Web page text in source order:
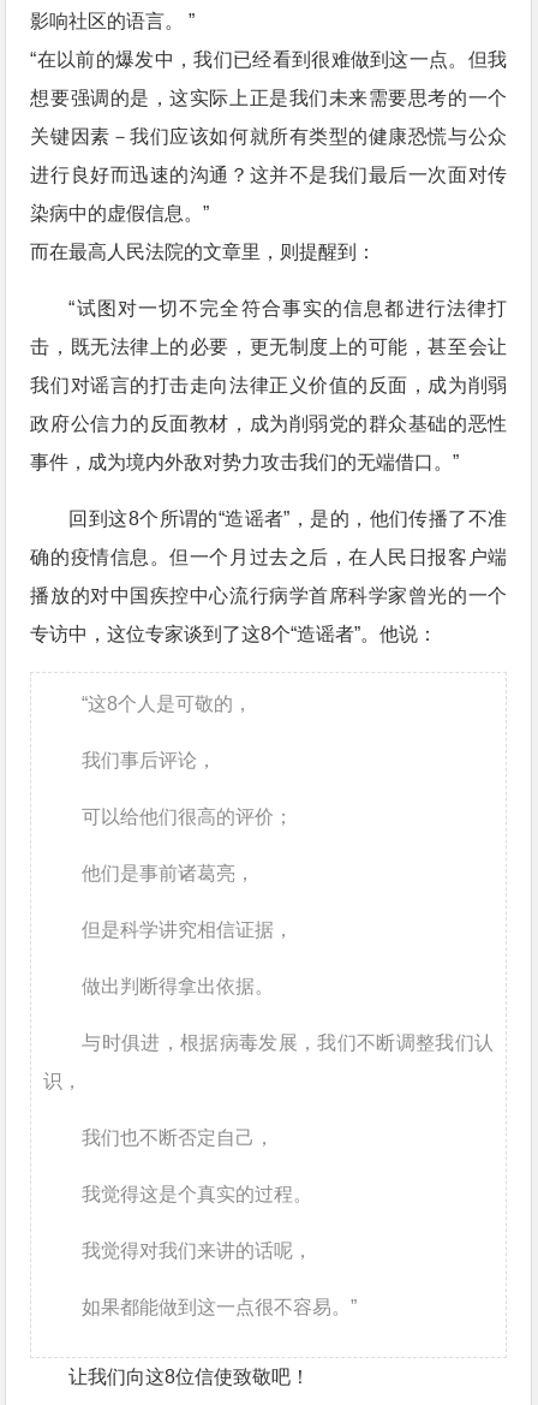
影响社区的语言。 ”
“在以前的爆发中，我们已经看到很难做到这一点。但我
想要强调的是，这实际上正是我们未来需要思考的一个
关键因素－我们应该如何就所有类型的健康恐慌与公众
进行良好而迅速的沟通？这并不是我们最后一次面对传
染病中的虚假信息。”
而在最高人民法院的文章里，则提醒到：
“试图对一切不完全符合事实的信息都进行法律打
击，既无法律上的必要，更无制度上的可能，甚至会让
我们对谣言的打击走向法律正义价值的反面，成为削弱
政府公信力的反面教材，成为削弱党的群众基础的恶性
事件，成为境内外敌对势力攻击我们的无端借口。”
回到这8个所谓的“造谣者”，是的，他们传播了不准
确的疫情信息。但一个月过去之后，在人民日报客户端
播放的对中国疾控中心流行病学首席科学家曾光的一个
专访中，这位专家谈到了这8个“造谣者”。他说：
“这8个人是可敬的，
我们事后评论，
可以给他们很高的评价；
他们是事前诸葛亮，
但是科学讲究相信证据，
做出判断得拿出依据。
与时俱进，根据病毒发展，我们不断调整我们认
识，
我们也不断否定自己，
我觉得这是个真实的过程。
我觉得对我们来讲的话呢，
如果都能做到这一点很不容易。”
让我们向这8位信使致敬吧！